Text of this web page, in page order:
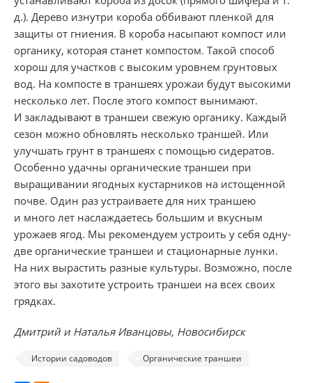
д.). Дерево изнутри короба оббивают пленкой для
защиты от гниения. В короба насыпают компост или
органику, которая станет компостом. Такой способ
хорош для участков с высоким уровнем грунтовых
вод. На компосте в траншеях урожаи будут высокими
несколько лет. После этого компост вынимают.
И закладывают в траншеи свежую органику. Каждый
сезон можно обновлять несколько траншей. Или
улучшать грунт в траншеях с помощью сидератов.
Особенно удачны органические траншеи при
выращивании ягодных кустарников на истощенной
почве. Один раз устраиваете для них траншею
и много лет наслаждаетесь большим и вкусным
урожаев ягод. Мы рекомендуем устроить у себя одну-
две органические траншеи и стационарные лунки.
На них вырастить разные культуры. Возможно, после
этого вы захотите устроить траншеи на всех своих
грядках.
Дмитрий и Наталья Иванцовы, Новосибирск
Истории садоводов Органические траншеи